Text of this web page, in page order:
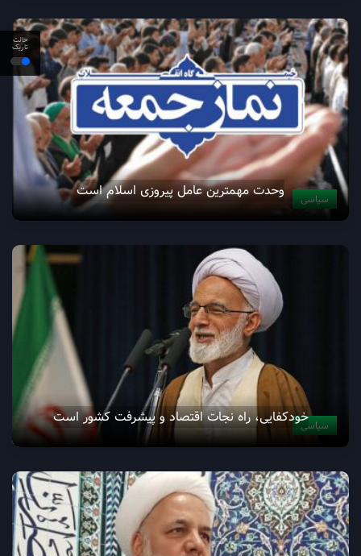
حالت
تاریک
سیاسی وحدت مهمترین عامل پیروزی اسلام است
سیاسیخودکفایی، راه نجات اقتصاد و پیشرفت کشور است